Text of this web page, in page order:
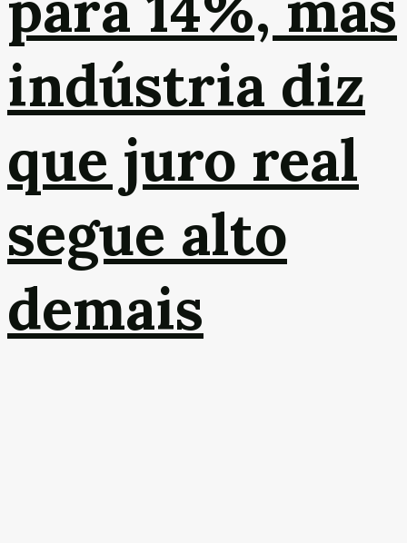
indústria diz
que juro real
segue alto
demais